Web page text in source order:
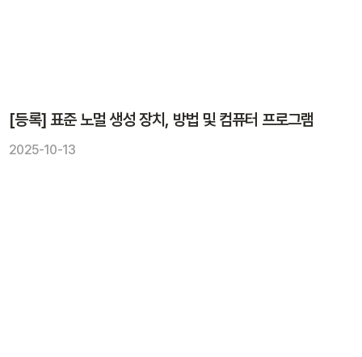
[등록] 표준 노멀 생성 장치, 방법 및 컴퓨터 프로그램
2025-10-13